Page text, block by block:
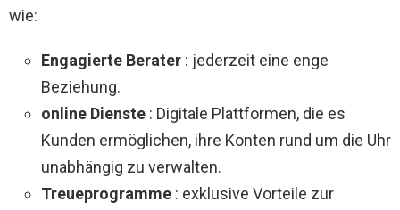
wie:
Engagierte Berater : jederzeit eine enge
Beziehung.
online Dienste : Digitale Plattformen, die es
Kunden ermöglichen, ihre Konten rund um die Uhr
unabhängig zu verwalten.
Treueprogramme : exklusive Vorteile zur